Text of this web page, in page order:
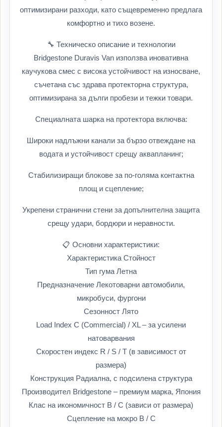
оптимизирани разходи, като същевременно предлага
комфортно и тихо возене.
🔧 Техническо описание и технологии
Bridgestone Duravis Van използва иновативна
каучукова смес с висока устойчивост на износване,
съчетана със здрава протекторна структура,
оптимизирана за дълги пробези и тежки товари.
Специалната шарка на протектора включва:
Широки надлъжни канали за бързо отвеждане на
водата и устойчивост срещу аквапланинг;
Стабилизиращи блокове за по-голяма контактна
площ и сцепление;
Укрепени странични стени за допълнителна защита
срещу удари, бордюри и неравности.
📋 Основни характеристики:
Характеристика Стойност
Тип гума Летна
Предназначение Лекотоварни автомобили,
микробуси, фургони
Сезонност Лято
Load Index C (Commercial) / XL – за усилени
натоварвания
Скоростен индекс R / S / T (в зависимост от
размера)
Конструкция Радиална, с подсилена структура
Производител Bridgestone – премиум марка, Япония
Клас на икономичност B / C (зависи от размера)
Сцепление на мокро B / C